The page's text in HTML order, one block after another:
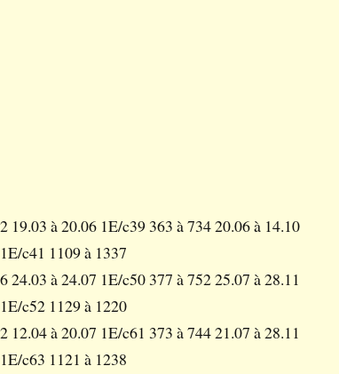
19.03 à 20.06 1E/c39 363 à 734 20.06 à 14.10
c41 1109 à 1337
24.03 à 24.07 1E/c50 377 à 752 25.07 à 28.11
c52 1129 à 1220
12.04 à 20.07 1E/c61 373 à 744 21.07 à 28.11
c63 1121 à 1238